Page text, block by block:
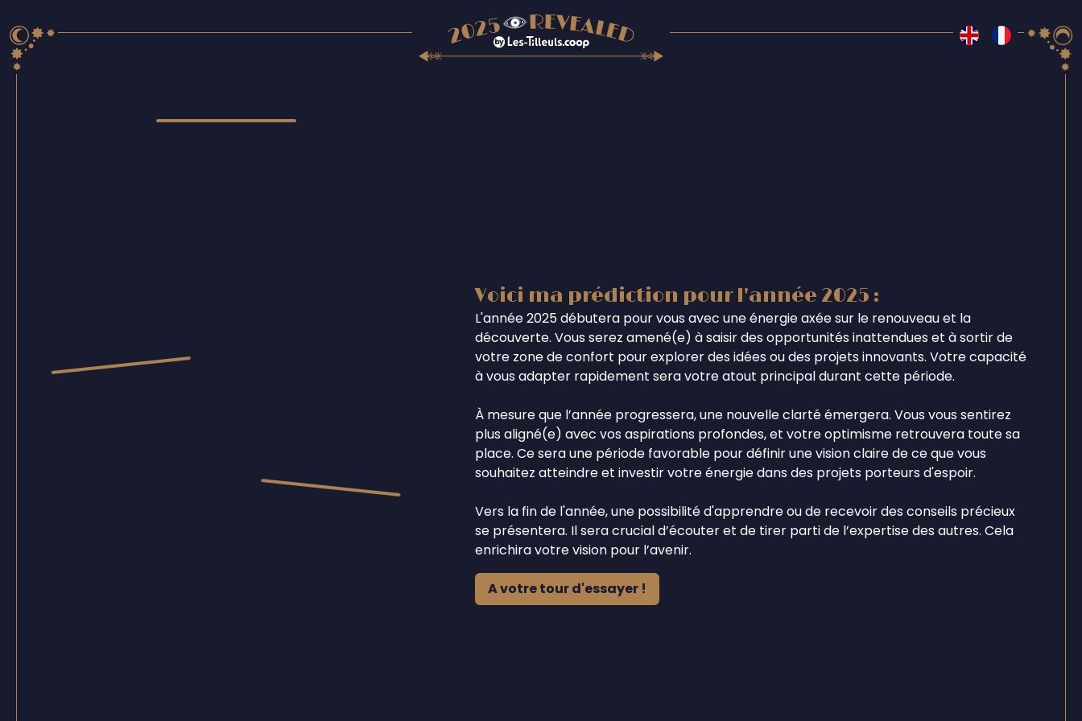
Voici ma prédiction pour l'année 2025 :
L'année 2025 débutera pour vous avec une énergie axée sur le renouveau et la
découverte. Vous serez amené(e) à saisir des opportunités inattendues et à sortir de
votre zone de confort pour explorer des idées ou des projets innovants. Votre capacité
à vous adapter rapidement sera votre atout principal durant cette période.
À mesure que l’année progressera, une nouvelle clarté émergera. Vous vous sentirez
plus aligné(e) avec vos aspirations profondes, et votre optimisme retrouvera toute sa
place. Ce sera une période favorable pour définir une vision claire de ce que vous
souhaitez atteindre et investir votre énergie dans des projets porteurs d'espoir.
Vers la fin de l'année, une possibilité d'apprendre ou de recevoir des conseils précieux
se présentera. Il sera crucial d’écouter et de tirer parti de l’expertise des autres. Cela
enrichira votre vision pour l’avenir.
A votre tour d'essayer !